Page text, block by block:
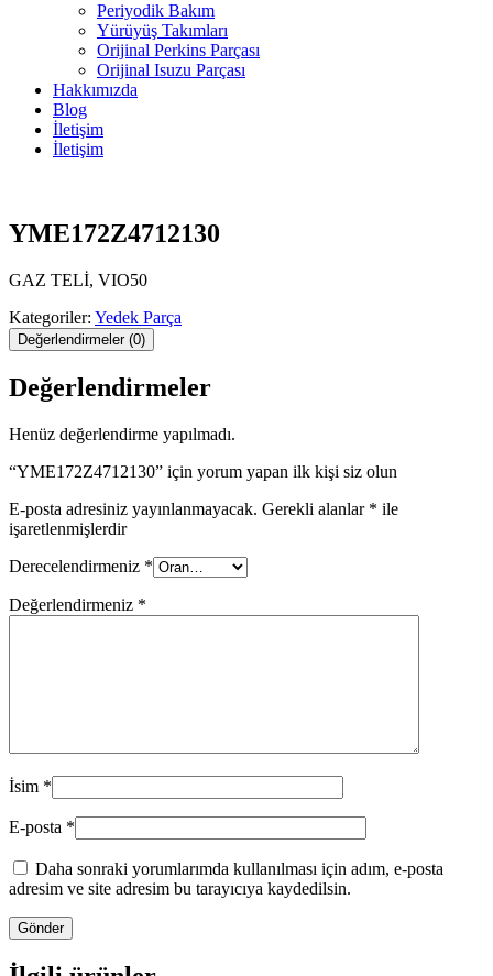
Periyodik Bakım
Yürüyüş Takımları
Orijinal Perkins Parçası
Orijinal Isuzu Parçası
Hakkımızda
Blog
İletişim
İletişim
YME172Z4712130
GAZ TELİ, VIO50
Kategoriler: Yedek Parça
Değerlendirmeler (0)
Değerlendirmeler
Henüz değerlendirme yapılmadı.
“YME172Z4712130” için yorum yapan ilk kişi siz olun
E-posta adresiniz yayınlanmayacak. Gerekli alanlar * ile
işaretlenmişlerdir
Derecelendirmeniz *
Değerlendirmeniz *
İsim *
E-posta *
Daha sonraki yorumlarımda kullanılması için adım, e-posta
adresim ve site adresim bu tarayıcıya kaydedilsin.